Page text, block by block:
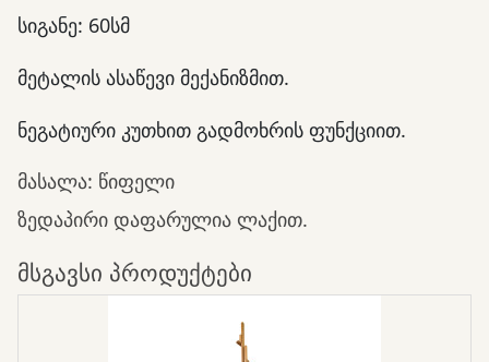
სიგანე: 60სმ
მეტალის ასაწევი მექანიზმით.
ნეგატიური კუთხით გადმოხრის ფუნქციით.
მასალა: წიფელი
ზედაპირი დაფარულია ლაქით.
მსგავსი პროდუქტები